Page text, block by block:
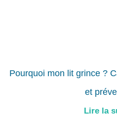
Pourquoi mon lit grince ?
et
Lire la